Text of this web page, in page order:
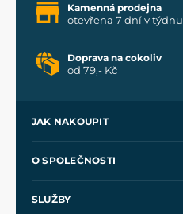
Kamenná prodejna
otevřena 7 dní v týdnu
Doprava na cokoliv
od 79,- Kč
JAK NAKOUPIT
Velkoobchod
O SPOLEČNOSTI
SLUŽBY